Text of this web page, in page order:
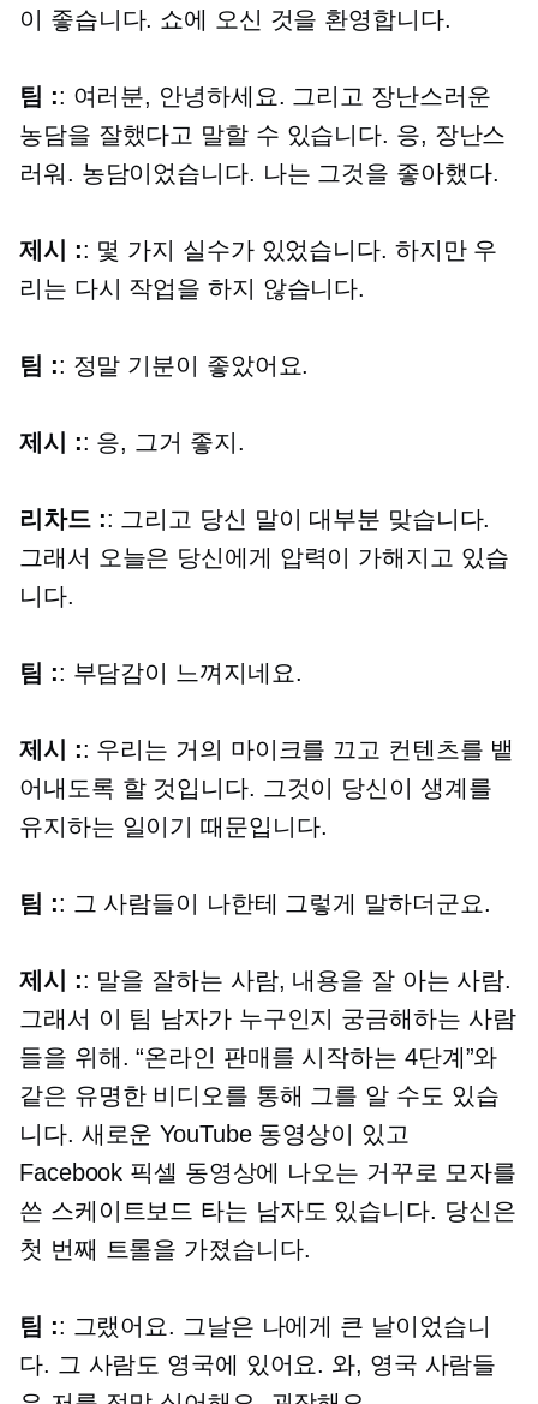
이 좋습니다. 쇼에 오신 것을 환영합니다.
팀 :: 여러분, 안녕하세요. 그리고 장난스러운
농담을 잘했다고 말할 수 있습니다. 응, 장난스
러워. 농담이었습니다. 나는 그것을 좋아했다.
제시 :: 몇 가지 실수가 있었습니다. 하지만 우
리는 다시 작업을 하지 않습니다.
팀 :: 정말 기분이 좋았어요.
제시 :: 응, 그거 좋지.
리차드 :: 그리고 당신 말이 대부분 맞습니다.
그래서 오늘은 당신에게 압력이 가해지고 있습
니다.
팀 :: 부담감이 느껴지네요.
제시 :: 우리는 거의 마이크를 끄고 컨텐츠를 뱉
어내도록 할 것입니다. 그것이 당신이 생계를
유지하는 일이기 때문입니다.
팀 :: 그 사람들이 나한테 그렇게 말하더군요.
제시 :: 말을 잘하는 사람, 내용을 잘 아는 사람.
그래서 이 팀 남자가 누구인지 궁금해하는 사람
들을 위해. “온라인 판매를 시작하는 4단계”와
같은 유명한 비디오를 통해 그를 알 수도 있습
니다. 새로운 YouTube 동영상이 있고
Facebook 픽셀 동영상에 나오는 거꾸로 모자를
쓴 스케이트보드 타는 남자도 있습니다. 당신은
첫 번째 트롤을 가졌습니다.
팀 :: 그랬어요. 그날은 나에게 큰 날이었습니
다. 그 사람도 영국에 있어요. 와, 영국 사람들